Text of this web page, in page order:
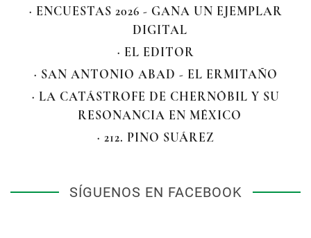
· ENCUESTAS 2026 - GANA UN EJEMPLAR
DIGITAL
· EL EDITOR
· SAN ANTONIO ABAD - EL ERMITAÑO
· LA CATÁSTROFE DE CHERNÓBIL Y SU
RESONANCIA EN MÉXICO
· 212. PINO SUÁREZ
SÍGUENOS EN FACEBOOK